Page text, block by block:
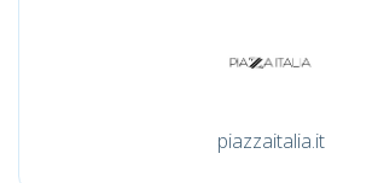
piazzaitalia.it